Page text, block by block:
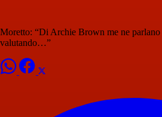
Moretto: “Di Archie Brown me ne
valutando…”